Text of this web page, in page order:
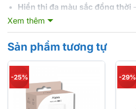
Hiển thị đa màu sắc đồng thời
cho phép mỗi mắt LED phát
Điều chỉnh độ sáng linh hoạt
theo ý muốn mà không ảnh
Dễ lắp đặt, linh hoạt
– dây PU
gắn vào nhiều vị trí khác nhau.
Mở rộng chiều dài lên 5m
–
Xem thêm
Sản phẩm tương tự
-25% -29%